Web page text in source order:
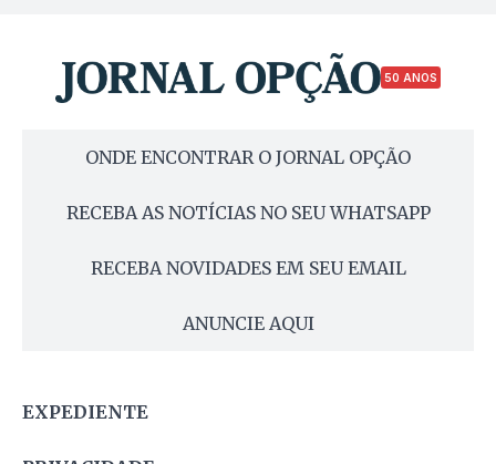
50 ANOS
ONDE ENCONTRAR O JORNAL OPÇÃO
RECEBA AS NOTÍCIAS NO SEU WHATSAPP
RECEBA NOVIDADES EM SEU EMAIL
ANUNCIE AQUI
EXPEDIENTE